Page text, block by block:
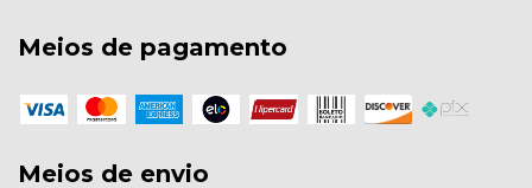
Meios de pagamento
Meios de envio